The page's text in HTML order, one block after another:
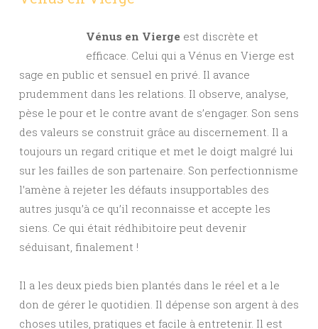
Vénus en Vierge est discrète et
efficace. Celui qui a Vénus en Vierge est
sage en public et sensuel en privé. Il avance
prudemment dans les relations. Il observe, analyse,
pèse le pour et le contre avant de s’engager. Son sens
des valeurs se construit grâce au discernement. Il a
toujours un regard critique et met le doigt malgré lui
sur les failles de son partenaire. Son perfectionnisme
l’amène à rejeter les défauts insupportables des
autres jusqu’à ce qu’il reconnaisse et accepte les
siens. Ce qui était rédhibitoire peut devenir
séduisant, finalement !
Il a les deux pieds bien plantés dans le réel et a le
don de gérer le quotidien. Il dépense son argent à des
choses utiles, pratiques et facile à entretenir. Il est